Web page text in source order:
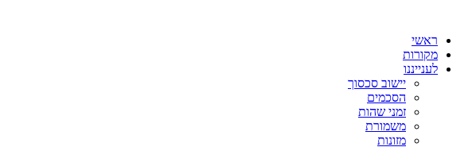
ראשי
מקורות
לענייננו
יישוב סכסוך
הסכמים
זמני שהות
משמורת
מזונות